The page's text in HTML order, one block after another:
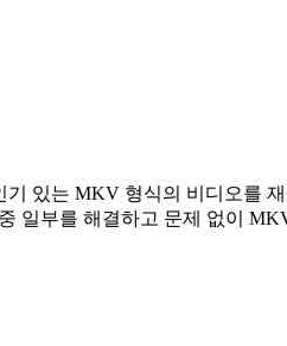
있는 MKV 형식의 비디오를
일부를 해결하고 문제 없이